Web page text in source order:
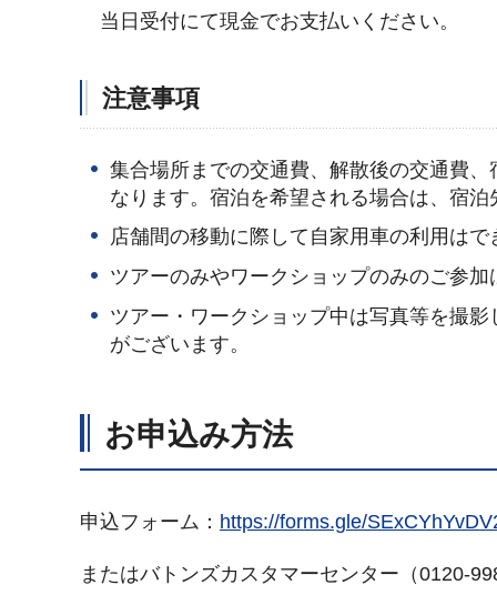
当日受付にて現金でお支払いください。
注意事項
集合場所までの交通費、解散後の交通費
なります。宿泊を希望される場合は、宿
店舗間の移動に際して自家用車の利用はで
ツアーのみやワークショップのみのご参加
ツアー・ワークショップ中は写真等を撮
がございます。
お申込み方法
申込フォーム： https://forms.gle/
またはバトンズカスタマーセンター（0120-